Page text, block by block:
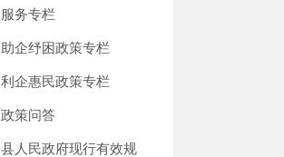
服务专栏
助企纾困政策专栏
利企惠民政策专栏
政策问答
县人民政府现行有效规